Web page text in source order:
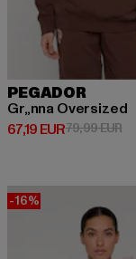
PEGADOR
Gr„nna Oversized
67,19 EUR
Ajankohtainen hinta:
79,99 EUR
-16%